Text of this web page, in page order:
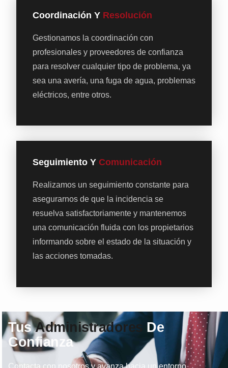
Coordinación Y Resolución
Gestionamos la coordinación con
profesionales y proveedores de confianza
para resolver cualquier tipo de problema, ya
sea una avería, una fuga de agua, problemas
eléctricos, entre otros.
Seguimiento Y Comunicación
Realizamos un seguimiento constante para
asegurarnos de que la incidencia se
resuelva satisfactoriamente y mantenemos
una comunicación fluida con los propietarios
informando sobre el estado de la situación y
las acciones tomadas.
TusAdministradores De
Confianza
Contacta con nosotros y avanza hacia un entorno